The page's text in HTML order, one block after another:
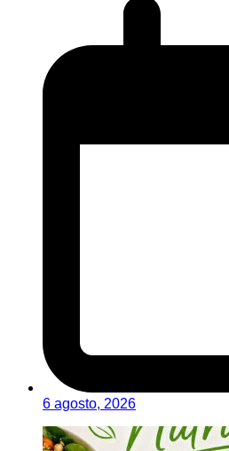
6 agosto, 2026